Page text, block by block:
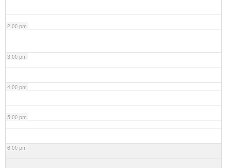
2:00 pm
3:00 pm
4:00 pm
5:00 pm
6:00 pm